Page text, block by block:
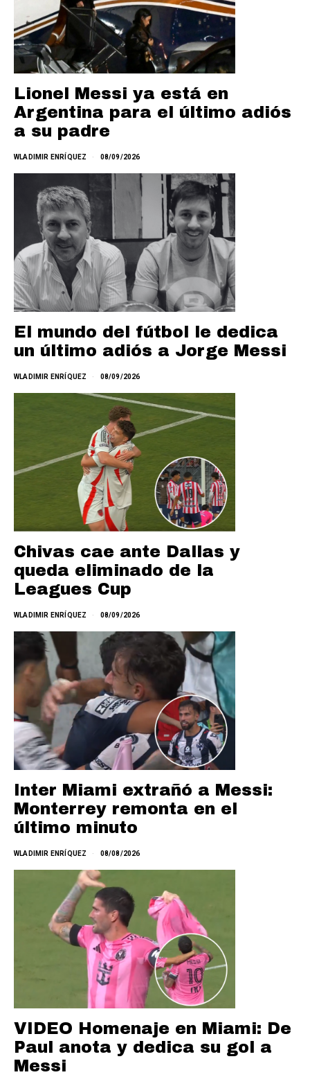
Lionel Messi ya está en
Argentina para el último adiós
a su padre
WLADIMIR ENRÍQUEZ 08/09/2026
El mundo del fútbol le dedica
un último adiós a Jorge Messi
WLADIMIR ENRÍQUEZ 08/09/2026
Chivas cae ante Dallas y
queda eliminado de la
Leagues Cup
WLADIMIR ENRÍQUEZ 08/09/2026
Inter Miami extrañó a Messi:
Monterrey remonta en el
último minuto
WLADIMIR ENRÍQUEZ 08/08/2026
VIDEO Homenaje en Miami: De
Paul anota y dedica su gol a
Messi